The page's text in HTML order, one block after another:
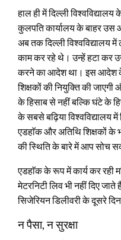
हाल ही में दिल्ली
कुलपति कार्यालय के बाहर उस
अब तक दिल्ली विश्वविद्यालय
काम कर रहे थे। उन्हें हटा कर
करने का आदेश था। इस आदेश
शिक्षकों की नियुक्ति की जाएगी
के हिसाब से नहीं बल्कि घंटे के
के सबसे बढ़िया विश्वविद्यालय में
एडहाॅक और अतिथि शिक्षकों के
की स्थिति के बारे में आप सोच
एडहाॅक के रूप में कार्य कर रही
मेटरनिटी लिव भी नहीं दिए
सिजेरियन डिलीवरी के दूसरे
न पैसा, न सुरक्षा